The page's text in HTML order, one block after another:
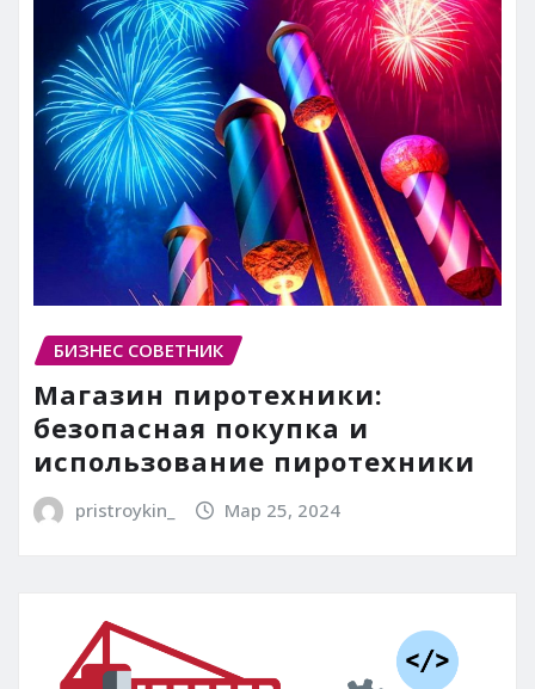
БИЗНЕС СОВЕТНИК
Магазин пиротехники:
безопасная покупка и
использование пиротехники
pristroykin_ Мар 25, 2024